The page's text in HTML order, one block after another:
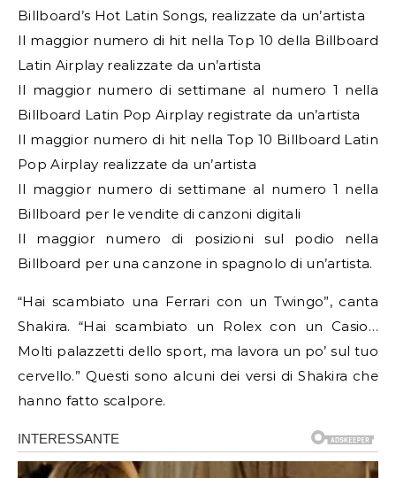
Billboard’s Hot Latin Songs, realizzate da un’artista
Il maggior numero di hit nella Top 10 della Billboard
Latin Airplay realizzate da un’artista
Il maggior numero di settimane al numero 1 nella
Billboard Latin Pop Airplay registrate da un’artista
Il maggior numero di hit nella Top 10 Billboard Latin
Pop Airplay realizzate da un’artista
Il maggior numero di settimane al numero 1 nella
Billboard per le vendite di canzoni digitali
Il maggior numero di posizioni sul podio nella
Billboard per una canzone in spagnolo di un’artista.
“Hai scambiato una Ferrari con un Twingo”, canta
Shakira. “Hai scambiato un Rolex con un Casio…
Molti palazzetti dello sport, ma lavora un po’ sul tuo
cervello.” Questi sono alcuni dei versi di Shakira che
hanno fatto scalpore.